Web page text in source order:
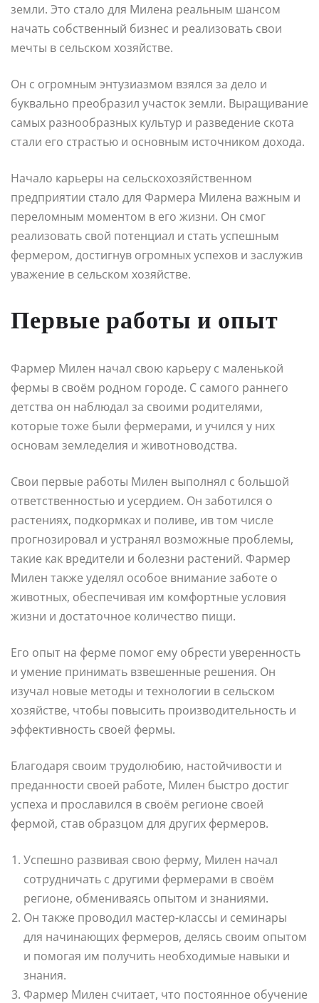
земли. Это стало для Милена реальным шансом
начать собственный бизнес и реализовать свои
мечты в сельском хозяйстве.
Он с огромным энтузиазмом взялся за дело и
буквально преобразил участок земли. Выращивание
самых разнообразных культур и разведение скота
стали его страстью и основным источником дохода.
Начало карьеры на сельскохозяйственном
предприятии стало для Фармера Милена важным и
переломным моментом в его жизни. Он смог
реализовать свой потенциал и стать успешным
фермером, достигнув огромных успехов и заслужив
уважение в сельском хозяйстве.
Первые работы и опыт
Фармер Милен начал свою карьеру с маленькой
фермы в своём родном городе. С самого раннего
детства он наблюдал за своими родителями,
которые тоже были фермерами, и учился у них
основам земледелия и животноводства.
Свои первые работы Милен выполнял с большой
ответственностью и усердием. Он заботился о
растениях, подкормках и поливе, ив том числе
прогнозировал и устранял возможные проблемы,
такие как вредители и болезни растений. Фармер
Милен также уделял особое внимание заботе о
животных, обеспечивая им комфортные условия
жизни и достаточное количество пищи.
Его опыт на ферме помог ему обрести уверенность
и умение принимать взвешенные решения. Он
изучал новые методы и технологии в сельском
хозяйстве, чтобы повысить производительность и
эффективность своей фермы.
Благодаря своим трудолюбию, настойчивости и
преданности своей работе, Милен быстро достиг
успеха и прославился в своём регионе своей
фермой, став образцом для других фермеров.
Успешно развивая свою ферму, Милен начал
сотрудничать с другими фермерами в своём
регионе, обмениваясь опытом и знаниями.
Он также проводил мастер-классы и семинары
для начинающих фермеров, делясь своим опытом
и помогая им получить необходимые навыки и
знания.
Фармер Милен считает, что постоянное обучение